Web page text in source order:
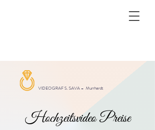
VIDEOGRAF S. SAVA – Murrhardt
Hochzeitsvideo Preise